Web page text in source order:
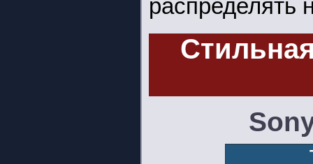
распределять